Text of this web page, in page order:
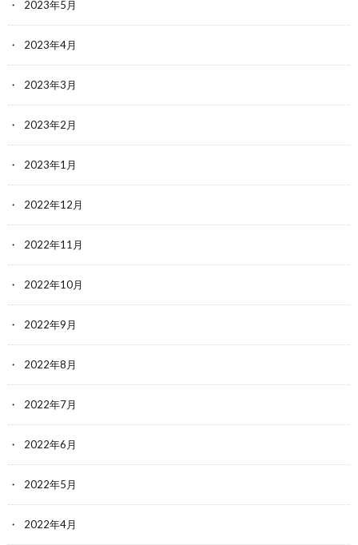
2023年5月
2023年4月
2023年3月
2023年2月
2023年1月
2022年12月
2022年11月
2022年10月
2022年9月
2022年8月
2022年7月
2022年6月
2022年5月
2022年4月